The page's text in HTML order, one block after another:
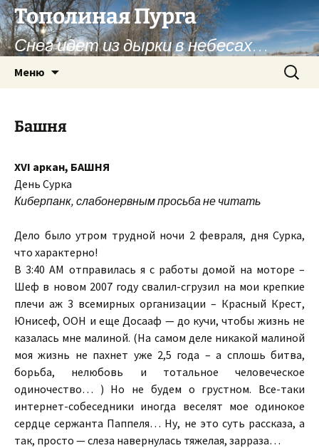
Перейти
к
содержимому
Тополиная Пурга
Снег идет из дырки в небесах…
Меню Найти:
Башня
XVI аркан, БАШНЯ
День Сурка
Киберпанк, слабонервным просьба не читать
Дело было утром трудной ночи 2 февраля, дня Cурка,
что характерно!
В 3:40 AM отправилась я с работы домой на моторе –
Шеф в новом 2007 году свалил-сгрузил на мои крепкие
плечи аж 3 всемирных организации – Красный Крест,
Юнисеф, ООН и еще Досааф — до кучи, чтобы жизнь не
казалась мне малиной. (На самом деле никакой малиной
моя жизнь не пахнет уже 2,5 года – а сплошь битва,
борьба, нелюбовь и тотальное человеческое
одиночество… ) Но не будем о грустном. Все-таки
интернет-собеседники иногда веселят мое одинокое
сердце сержанта Паппеля… Ну, не это суть рассказа, а
так, просто — слеза навернулась тяжелая, зарраза…